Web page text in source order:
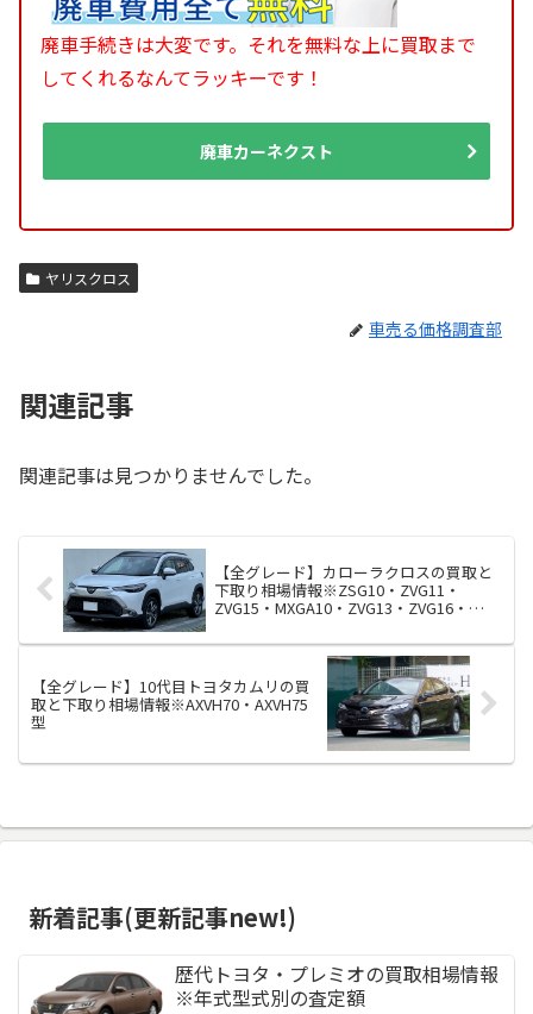
廃車手続きは大変です。それを無料な上に買取まで
してくれるなんてラッキーです！
廃車カーネクスト
ヤリスクロス
車売る価格調査部
関連記事
関連記事は見つかりませんでした。
【全グレード】カローラクロスの買取と
下取り相場情報※ZSG10・ZVG11・
ZVG15・MXGA10・ZVG13・ZVG16・
【全グレード】10代目トヨタカムリの買
取と下取り相場情報※AXVH70・AXVH75
型
新着記事(更新記事new!)
歴代トヨタ・プレミオの買取相場情報
※年式型式別の査定額